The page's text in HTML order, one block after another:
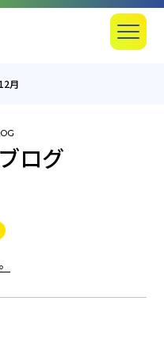
Menu
12月
ログ